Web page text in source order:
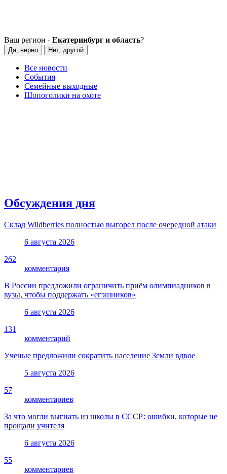
Ваш регион - Екатеринбург и область?
Да, верно Нет, другой
Все новости
События
Семейные выходные
Шопоголики на охоте
Обсуждения дня
Склад Wildberries полностью выгорел после очередной атаки
6 августа 2026
262
комментария
В России предложили ограничить приём олимпиадников в
вузы, чтобы поддержать «егэшников»
6 августа 2026
131
комментарий
Ученые предложили сократить население Земли вдвое
5 августа 2026
57
комментариев
За что могли выгнать из школы в СССР: ошибки, которые не
прощали учителя
6 августа 2026
55
комментариев